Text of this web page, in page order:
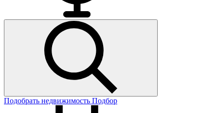
Подобрать недвижимость Подбор